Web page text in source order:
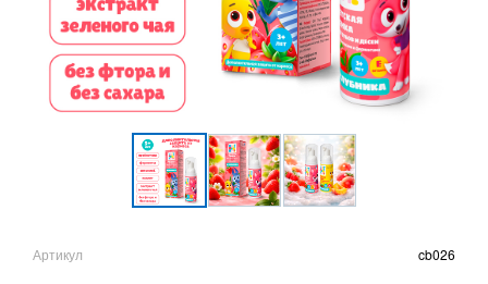
Артикул cb026